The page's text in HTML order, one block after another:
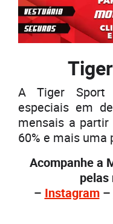
A Tiger Sport
especiais em
mensais a partir
60% e mais uma
Acompanhe a
pelas
– Instagram–